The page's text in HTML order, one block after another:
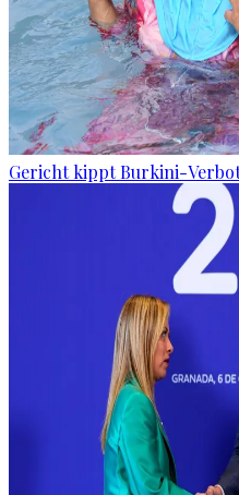
Gericht kippt Burkini-